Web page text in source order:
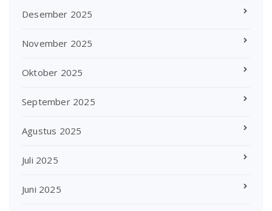
Desember 2025
November 2025
Oktober 2025
September 2025
Agustus 2025
Juli 2025
Juni 2025